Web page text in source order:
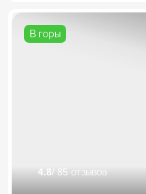
В горы
4.8/ 85 отзывов